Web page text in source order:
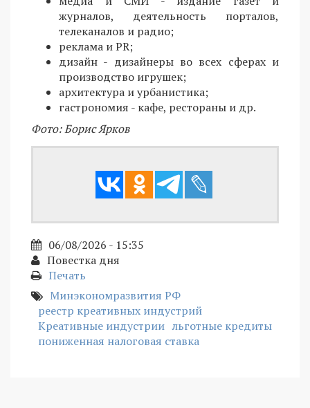
журналов, деятельность порталов,
телеканалов и радио;
реклама и PR;
дизайн - дизайнеры во всех сферах и
производство игрушек;
архитектура и урбанистика;
гастрономия - кафе, рестораны и др.
Фото: Борис Ярков
06/08/2026 - 15:35
Повестка дня
Печать
Минэкономразвития РФ
реестр креативных индустрий
Креативные индустрии льготные кредиты
пониженная налоговая ставка